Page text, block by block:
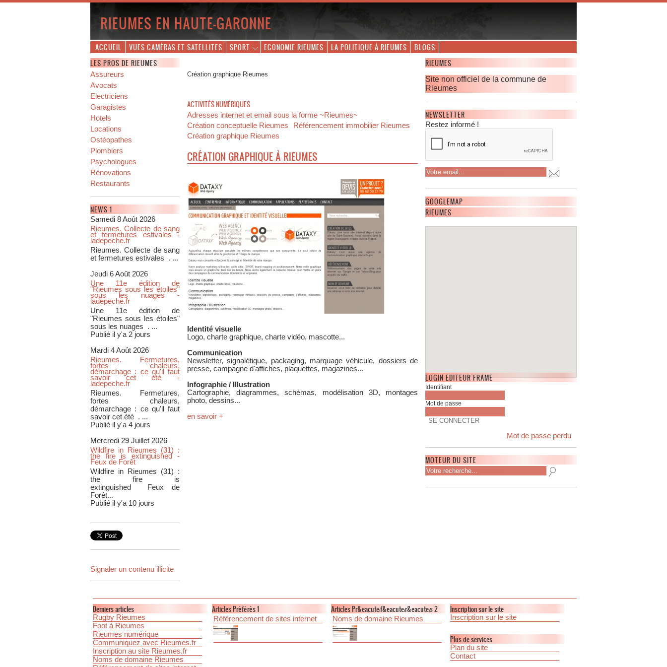
RIEUMES EN HAUTE-GARONNE
ACCUEIL VUES CAMÉRAS ET SATELLITES SPORT ECONOMIE RIEUMES LA POLITIQUE À RIEUMES
BLOGS
LES PROS DE RIEUMES
Assureurs
Avocats
Electriciens
Garagistes
Hotels
Locations
Ostéopathes
Plombiers
Psychologues
Rénovations
Restaurants
NEWS 1
Samedi 8 Août 2026
Rieumes. Collecte de sang
et fermetures estivales -
ladepeche.fr
Rieumes. Collecte de sang
et fermetures estivales . ...
Jeudi 6 Août 2026
Une 11e édition de
"Rieumes sous les étoiles"
sous les nuages -
ladepeche.fr
Une 11e édition de
"Rieumes sous les étoiles"
sous les nuages . ...
Publié il y'a 2 jours
Mardi 4 Août 2026
Rieumes. Fermetures,
fortes chaleurs,
démarchage : ce qu'il faut
savoir cet été -
ladepeche.fr
Rieumes. Fermetures,
fortes chaleurs,
démarchage : ce qu'il faut
savoir cet été . ...
Publié il y'a 4 jours
Mercredi 29 Juillet 2026
Wildfire in Rieumes (31) :
the fire is extinguished -
Feux de Forêt
Wildfire in Rieumes (31) :
the fire is
extinguished Feux de
Forêt...
Publié il y'a 10 jours
Signaler un contenu illicite
Création graphique Rieumes
ACTIVITÉS NUMÉRIQUES
Adresses internet et email sous la forme ~Rieumes~
Création conceptuelle Rieumes
Référencement immobilier Rieumes
Création graphique Rieumes
CRÉATION GRAPHIQUE À RIEUMES
Identité visuelle
Logo, charte graphique, charte vidéo, mascotte...
Communication
Newsletter, signalétique, packaging, marquage véhicule, dossiers de
presse, campagne d'affiches, plaquettes, magazines...
Infographie / Illustration
Cartographie, diagrammes, schémas, modélisation 3D, montages
photo, dessins...
en savoir +
RIEUMES
Site non officiel de la commune de
Rieumes
NEWSLETTER
Restez informé !
GOOGLEMAP
RIEUMES
LOGIN EDITEUR FRAME
Mot de passe perdu
MOTEUR DU SITE
Derniers articles
Rugby Rieumes
Foot à Rieumes
Rieumes numérique
Communiquez avec Rieumes.fr
Inscription au site Rieumes.fr
Noms de domaine Rieumes
Articles Préférés 1
Référencement de sites internet
Articles Pr&eacute;f&eacute;r&eacute;s 2
Noms de domaine Rieumes
Inscription sur le site
Inscription sur le site
Plus de services
Plan du site
Contact